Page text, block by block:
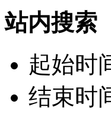
站内搜索
起始时
结束时